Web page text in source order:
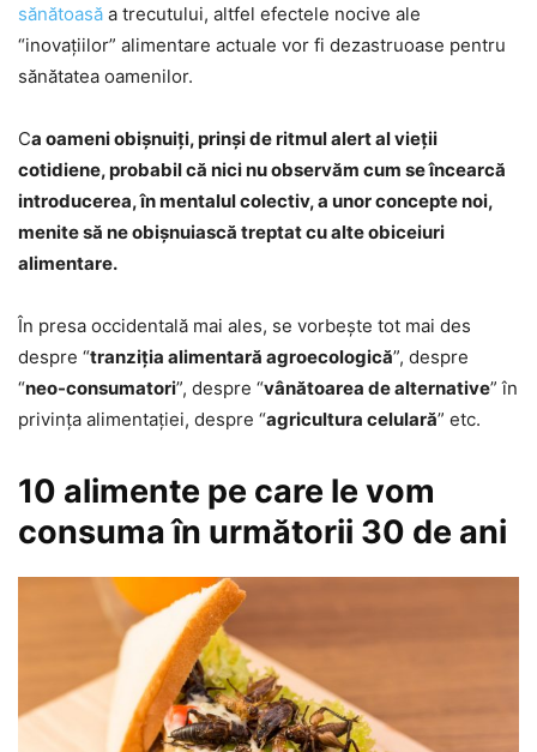
sănătoasă a trecutului, altfel efectele nocive ale
“inovaţiilor” alimentare actuale vor fi dezastruoase pentru
sănătatea oamenilor.
Ca oameni obişnuiţi, prinşi de ritmul alert al vieţii
cotidiene, probabil că nici nu observăm cum se încearcă
introducerea, în mentalul colectiv, a unor concepte noi,
menite să ne obişnuiască treptat cu alte obiceiuri
alimentare.
În presa occidentală mai ales, se vorbeşte tot mai des
despre “tranziţia alimentară agroecologică”, despre
“neo-consumatori”, despre “vânătoarea de alternative” în
privinţa alimentaţiei, despre “agricultura celulară” etc.
10 alimente pe care le vom
consuma în următorii 30 de ani